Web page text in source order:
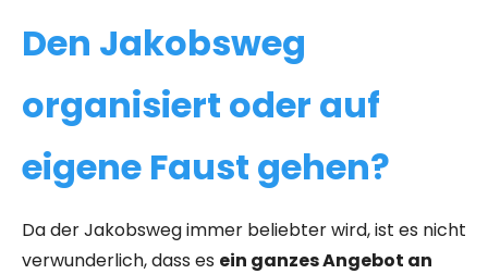
Den Jakobsweg
organisiert oder auf
eigene Faust gehen?
Da der Jakobsweg immer beliebter wird, ist es nicht
verwunderlich, dass es ein ganzes Angebot an